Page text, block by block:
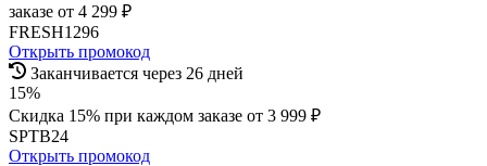
заказе от 4 299 ₽
FRESH1296
Открыть промокод
Заканчивается через 26 дней
15%
Скидка 15% при каждом заказе от 3 999 ₽
SPTB24
Открыть промокод